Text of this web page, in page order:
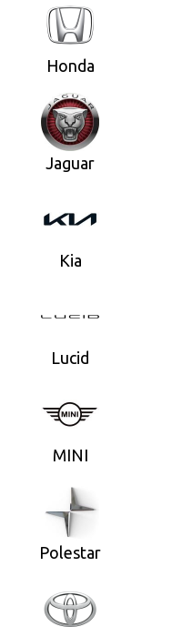
Honda
Jaguar
Kia
Lucid
MINI
Polestar